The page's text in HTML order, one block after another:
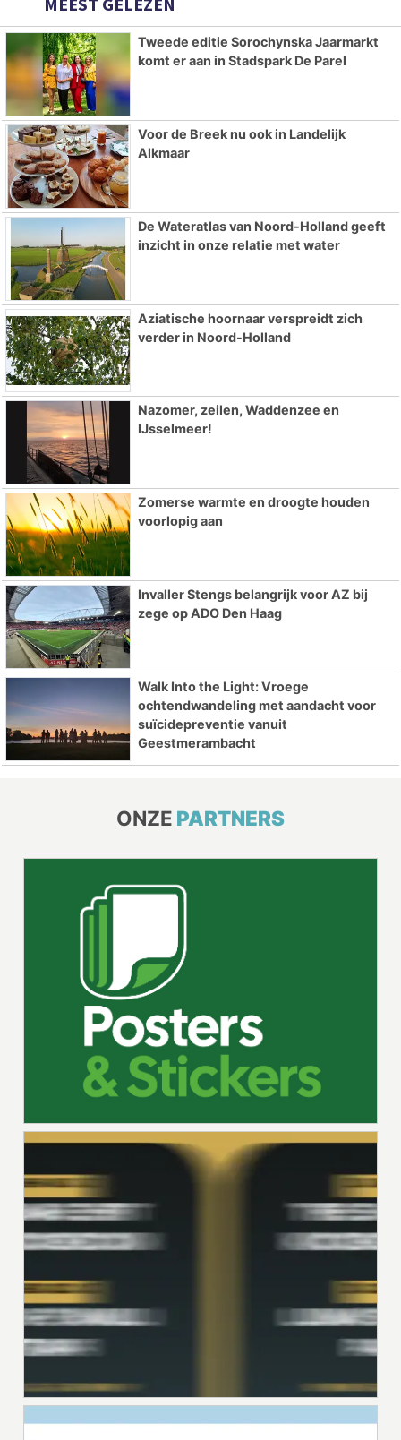
Tweede editie Sorochynska Jaarmarkt
komt er aan in Stadspark De Parel
Voor de Breek nu ook in Landelijk
Alkmaar
De Wateratlas van Noord-Holland geeft
inzicht in onze relatie met water
Aziatische hoornaar verspreidt zich
verder in Noord-Holland
Nazomer, zeilen, Waddenzee en
IJsselmeer!
Zomerse warmte en droogte houden
voorlopig aan
Invaller Stengs belangrijk voor AZ bij
zege op ADO Den Haag
Walk Into the Light: Vroege
ochtendwandeling met aandacht voor
suïcidepreventie vanuit
Geestmerambacht
ONZE PARTNERS